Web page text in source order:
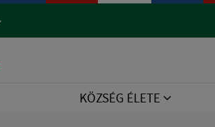
KÖZSÉG ÉLETE